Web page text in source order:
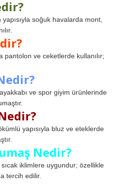
soğuk havalarda mont,
pantolon ve ceketlerde kullanılır;
ve spor giyim ürünlerinde
yapısıyla bluz ve eteklerde
Nedir?
iklimlere uygundur; özellikle
tercih edilir.